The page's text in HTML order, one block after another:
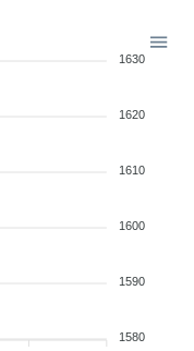
1630
1620
1610
1600
1590
1580